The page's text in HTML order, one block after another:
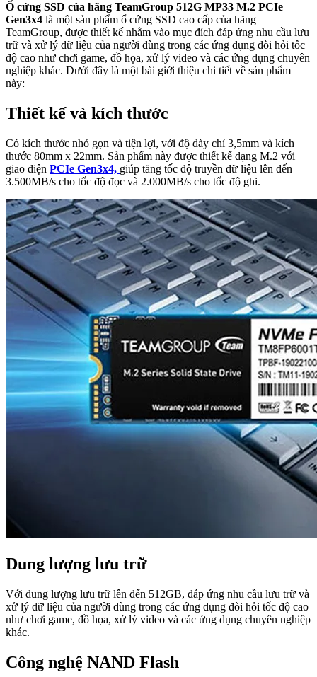
Ổ cứng SSD của hãng TeamGroup 512G MP33 M.2 PCIe
Gen3x4 là một sản phẩm ổ cứng SSD cao cấp của hãng
TeamGroup, được thiết kế nhằm vào mục đích đáp ứng nhu cầu lưu
trữ và xử lý dữ liệu của người dùng trong các ứng dụng đòi hỏi tốc
độ cao như chơi game, đồ họa, xử lý video và các ứng dụng chuyên
nghiệp khác. Dưới đây là một bài giới thiệu chi tiết về sản phẩm
này:
Thiết kế và kích thước
Có kích thước nhỏ gọn và tiện lợi, với độ dày chỉ 3,5mm và kích
thước 80mm x 22mm. Sản phẩm này được thiết kế dạng M.2 với
giao diện PCIe Gen3x4, giúp tăng tốc độ truyền dữ liệu lên đến
3.500MB/s cho tốc độ đọc và 2.000MB/s cho tốc độ ghi.
Dung lượng lưu trữ
Với dung lượng lưu trữ lên đến 512GB, đáp ứng nhu cầu lưu trữ và
xử lý dữ liệu của người dùng trong các ứng dụng đòi hỏi tốc độ cao
như chơi game, đồ họa, xử lý video và các ứng dụng chuyên nghiệp
khác.
Công nghệ NAND Flash